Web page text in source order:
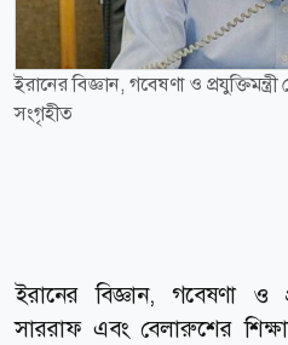
ইরানের বিজ্ঞান, গবেষণা ও
সংগৃহীত
ইরানের বিজ্ঞান, গবেষণা ও
সাররাফ এবং বেলারুশের